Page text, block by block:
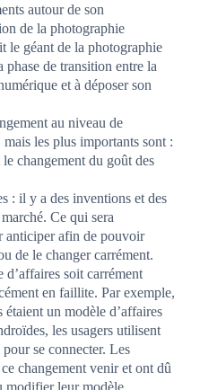
autour de son
de la photographie
le géant de la photographie
phase de transition entre la
et à déposer son
au niveau de
les plus importants sont :
changement du goût des
: il y a des inventions et des
Ce qui sera
anticiper afin de pouvoir
de le changer carrément.
soit carrément
en faillite. Par exemple,
un modèle d’affaires
les usagers utilisent
se connecter. Les
changement venir et ont dû